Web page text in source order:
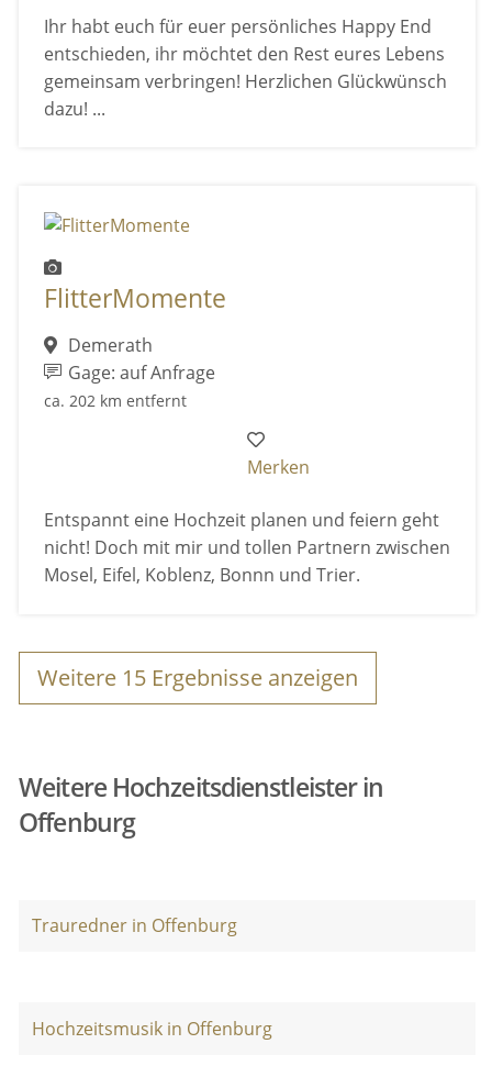
Ihr habt euch für euer persönliches Happy End
entschieden, ihr möchtet den Rest eures Lebens
gemeinsam verbringen! Herzlichen Glückwünsch
dazu! ...
FlitterMomente
Demerath
Gage: auf Anfrage
ca. 202 km entfernt
Merken
Entspannt eine Hochzeit planen und feiern geht
nicht! Doch mit mir und tollen Partnern zwischen
Mosel, Eifel, Koblenz, Bonnn und Trier.
Weitere 15 Ergebnisse anzeigen
Weitere Hochzeitsdienstleister in
Offenburg
Trauredner in Offenburg
Hochzeitsmusik in Offenburg